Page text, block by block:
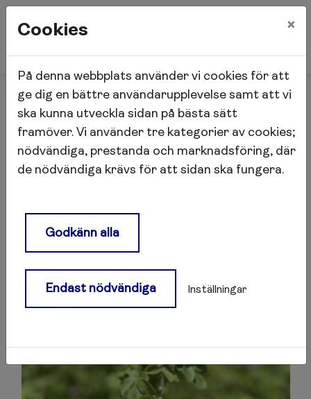
Start Nyheter Glad sommar!
Glad sommar!
Cookies ×
På denna webbplats använder vi cookies för att
ge dig en bättre användarupplevelse samt att vi
ska kunna utveckla sidan på bästa sätt
framöver. Vi använder tre kategorier av cookies;
nödvändiga, prestanda och marknadsföring, där
de nödvändiga krävs för att sidan ska fungera.
Godkänn alla
Endast nödvändiga Inställningar